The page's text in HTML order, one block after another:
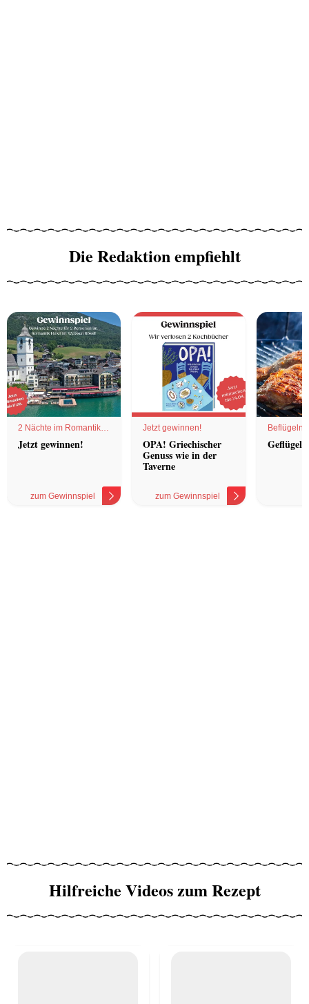
Die Redaktion empfiehlt
2 Nächte im Romantik
Hotel
Jetzt gewinnen!
zum Gewinnspiel
Jetzt gewinnen!
OPA! Griechischer
Genuss wie in der
Taverne
zum Gewinnspiel
Geflügel
Hilfreiche Videos zum Rezept